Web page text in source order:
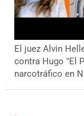
El juez Alvin
contra Hugo "El
narcotráfico en